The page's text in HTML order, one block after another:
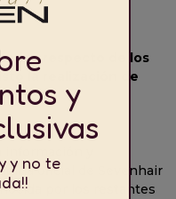
respecto de los
la realización de
datos
y
oficial de Sevenhair
por los restantes